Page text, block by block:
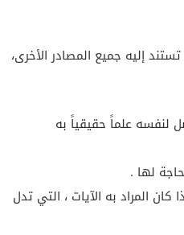
إليه جميع المصادر الأخرى،
لنفسه علماً حقيقياً به
لها .
المراد به الآيات ، التي تدل